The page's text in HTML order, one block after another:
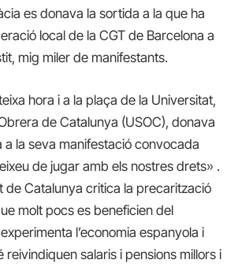
es donava la sortida a la que ha
local de la CGT de Barcelona a
mig miler de manifestants.
hora i a la plaça de la Universitat,
de Catalunya (USOC), donava
a la seva manifestació convocada
de jugar amb els nostres drets» .
de Catalunya critica la precarització
molt pocs es beneficien del
l’economia espanyola i
reivindiquen salaris i pensions millors i